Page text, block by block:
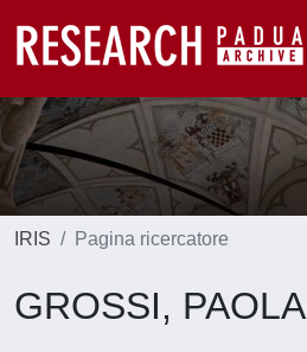
IRIS Pagina ricercatore
GROSSI, PAOLA